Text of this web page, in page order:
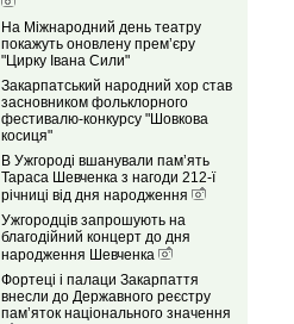
На Міжнародний день театру
покажуть оновлену прем’єру
"Цирку Івана Сили"
Закарпатський народний хор став
засновником фольклорного
фестивалю-конкурсу "Шовкова
косиця"
В Ужгороді вшанували пам’ять
Тараса Шевченка з нагоди 212-ї
річниці від дня народження
Ужгородців запрошують на
благодійний концерт до дня
народження Шевченка
Фортеці і палаци Закарпаття
внесли до Державного реєстру
пам’яток національного значення